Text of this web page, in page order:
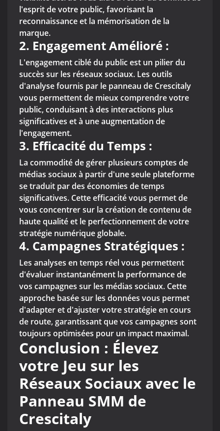
l'esprit de votre public, favorisant la
reconnaissance et la mémorisation de la
marque.
2. Engagement Amélioré :
L'engagement ciblé du public est un pilier du
succès sur les réseaux sociaux. Les outils
d'analyse fournis par le panneau de Crescitaly
vous permettent de mieux comprendre votre
public, conduisant à des interactions plus
significatives et à une augmentation de
l'engagement.
3. Efficacité du Temps :
La commodité de gérer plusieurs comptes de
médias sociaux à partir d'une seule plateforme
se traduit par des économies de temps
significatives. Cette efficacité vous permet de
vous concentrer sur la création de contenu de
haute qualité et le perfectionnement de votre
stratégie numérique globale.
4. Campagnes Stratégiques :
Les analyses en temps réel vous permettent
d'évaluer instantanément la performance de
vos campagnes sur les médias sociaux. Cette
approche basée sur les données vous permet
d'adapter et d'ajuster votre stratégie en cours
de route, garantissant que vos campagnes sont
toujours optimisées pour un impact maximal.
Conclusion : Élevez
votre Jeu sur les
Réseaux Sociaux avec le
Panneau SMM de
Crescitaly